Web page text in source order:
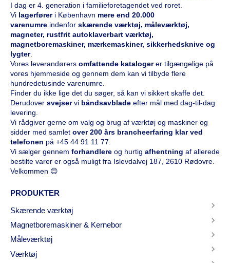
I dag er 4. generation i familieforetagendet ved roret.
Vi lagerfører i København mere end 20.000
varenumre indenfor skærende værktøj, måleværktøj,
magneter, rustfrit autoklaverbart værktøj,
magnetboremaskiner, mærkemaskiner, sikkerhedsknive og
lygter.
Vores leverandørers omfattende katalogerer tilgængelige på
vores hjemmeside og gennem dem kan vi tilbyde flere
hundredetusinde varenumre.
Finder du ikke lige det du søger, så kan vi sikkert skaffe det.
Derudover svejservi båndsavblade efter mål med dag-til-dag
levering.
Vi rådgiver gerne om valg og brug af værktøj og maskiner og
sidder med samlet over 200 års brancheerfaring klar ved
telefonen på +45 44 91 11 77
Vi sælger gennem forhandlere og hurtig afhentning af allerede
bestilte varer er også muligt fra Islevdalvej 187, 2610 Rødovre.
Velkommen 😊
PRODUKTER
Skærende værktøj
Magnetboremaskiner & Kernebor
Måleværktøj
Værktøj